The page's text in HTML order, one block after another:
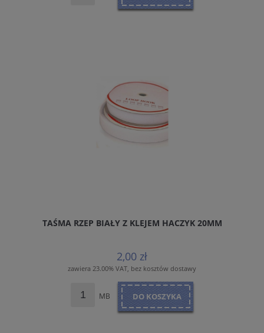
TAŚMA RZEP BIAŁY Z KLEJEM HACZYK 20MM
2,00 zł
zawiera 23.00% VAT, bez kosztów dostawy
MB DO KOSZYKA